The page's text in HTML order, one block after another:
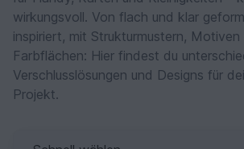
wirkungsvoll. Von flach und klar
inspiriert, mit Strukturmustern,
Farbflächen: Hier findest du
Verschlusslösungen und Designs für
Projekt.